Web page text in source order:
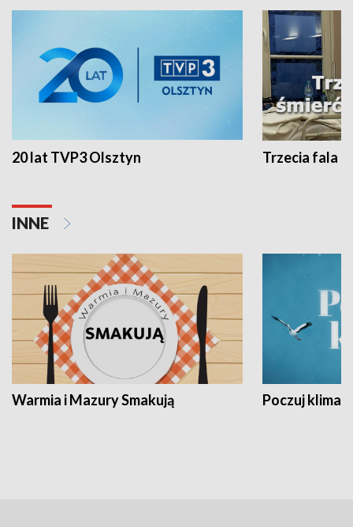
20 lat TVP3 Olsztyn Trzecia fala -
INNE
Warmia i Mazury Smakują Poczuj klimat